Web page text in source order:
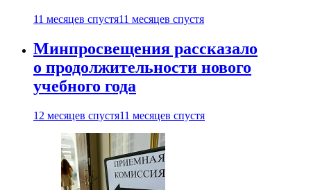
11 месяцев спустя11 месяцев спустя
Минпросвещения рассказало
о продолжительности нового
учебного года
12 месяцев спустя11 месяцев спустя